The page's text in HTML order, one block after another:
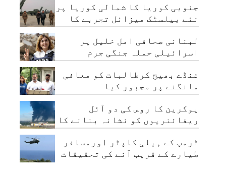
جنوبی کوریا کا شمالی کوریا پر
نئے بیلسٹک میزائل تجربے کا
الزام
لبنانی صحافی امل خلیل پر
اسرائیلی حملہ جنگی جرم
ہے،ہیومن رائٹس واچ
غنڈے بھیج کرطالبات کو معافی
مانگنے پر مجبور کیا
گیا،راہول گاندھی
یوکرین کا روس کی دو آئل
ریفائنریوں کو نشانہ بنانے کا
دعویٰ
ٹرمپ کے ہیلی کاپٹر اورمسافر
طیارے کے قریب آنے کی تحقیقات